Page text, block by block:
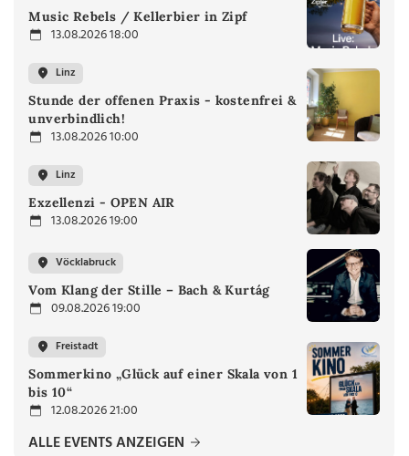
Music Rebels / Kellerbier in Zipf
13.08.2026 18:00
Linz
Stunde der offenen Praxis - kostenfrei &
unverbindlich!
13.08.2026 10:00
Linz
Exzellenzi - OPEN AIR
13.08.2026 19:00
Vöcklabruck
Vom Klang der Stille – Bach & Kurtág
09.08.2026 19:00
Freistadt
Sommerkino „Glück auf einer Skala von 1
bis 10“
12.08.2026 21:00
ALLE EVENTS ANZEIGEN